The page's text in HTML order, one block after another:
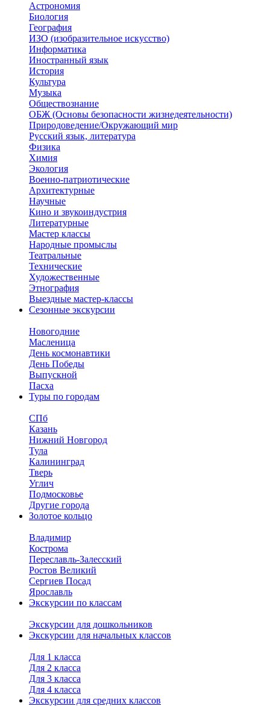
Астрономия
Биология
География
ИЗО (изобразительное искусство)
Информатика
Иностранный язык
История
Культура
Музыка
Обществознание
ОБЖ (Основы безопасности жизнедеятельности)
Природоведение/Окружающий мир
Русский язык, литература
Физика
Химия
Экология
Военно-патриотические
Архитектурные
Научные
Кино и звукоиндустрия
Литературные
Мастер классы
Народные промыслы
Театральные
Технические
Художественные
Этнография
Выездные мастер-классы
Сезонные экскурсии
Новогодние
Масленица
День космонавтики
День Победы
Выпускной
Пасха
Туры по городам
СПб
Казань
Нижний Новгород
Тула
Калининград
Тверь
Углич
Подмосковье
Другие города
Золотое кольцо
Владимир
Кострома
Переславль-Залесский
Ростов Великий
Сергиев Посад
Ярославль
Экскурсии по классам
Экскурсии для дошкольников
Экскурсии для начальных классов
Для 1 класса
Для 2 класса
Для 3 класса
Для 4 класса
Экскурсии для средних классов